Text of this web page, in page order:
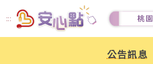
:::
公告訊息